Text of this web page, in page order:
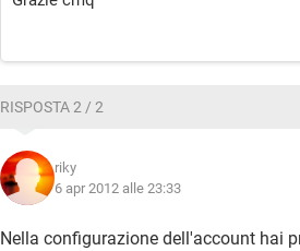
RISPOSTA 2 / 2
riky
6 apr 2012 alle 23:33
Nella configurazione dell'account hai